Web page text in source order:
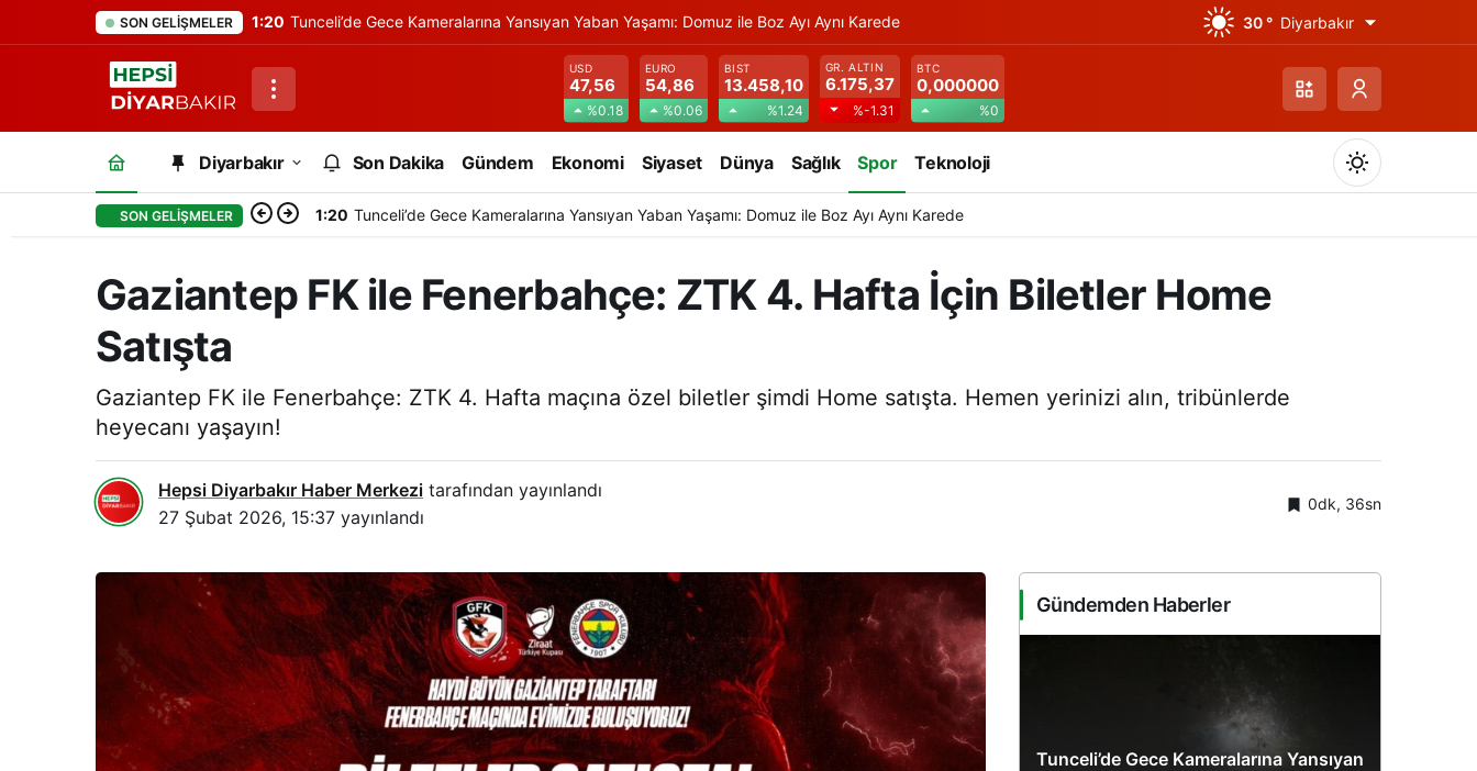
SON GELIŞMELER 1:20 Tunceli’de Gece Kameralarına Yansıyan Yaban Yaşamı: Domuz ile Boz Ayı Aynı Karede 30 ° Diyarbakır
USD
47,56
%0.18
EURO
54,86
%0.06
BIST
13.458,10
%1.24
GR. ALTIN
6.175,37
%-1.31
BTC
0,000000
%0
Diyarbakır Son Dakika Gündem Ekonomi Siyaset Dünya Sağlık Spor Teknoloji
SON GELIŞMELER 1:20 Tunceli’de Gece Kameralarına Yansıyan Yaban Yaşamı: Domuz ile Boz Ayı Aynı Karede
Gaziantep FK ile Fenerbahçe: ZTK 4. Hafta İçin Biletler Home
Satışta
Gaziantep FK ile Fenerbahçe: ZTK 4. Hafta maçına özel biletler şimdi Home satışta. Hemen yerinizi alın, tribünlerde
heyecanı yaşayın!
Hepsi Diyarbakır Haber Merkezi tarafından yayınlandı
27 Şubat 2026, 15:37 yayınlandı
0dk, 36sn
Gündemden Haberler
Tunceli’de Gece Kameralarına Yansıyan